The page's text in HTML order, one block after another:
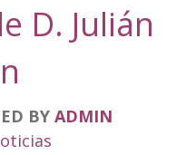
D. Julián
BY ADMIN